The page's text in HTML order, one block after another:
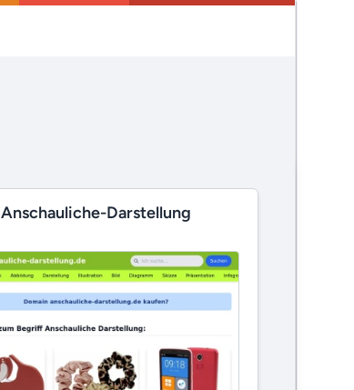
Anschauliche-Darstellung